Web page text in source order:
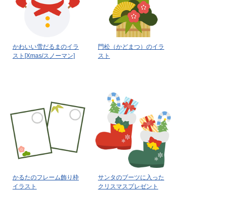
かわいい雪だるまのイラ
スト[Xmas/スノーマン]
門松（かどまつ）のイラ
スト
かるたのフレーム飾り枠
イラスト
サンタのブーツに入った
クリスマスプレゼント